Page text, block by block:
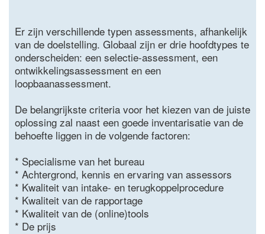
Er zijn verschillende typen assessments, afhankelijk
van de doelstelling. Globaal zijn er drie hoofdtypes te
onderscheiden: een selectie-assessment, een
ontwikkelingsassessment en een
loopbaanassessment.
De belangrijkste criteria voor het kiezen van de juiste
oplossing zal naast een goede inventarisatie van de
behoefte liggen in de volgende factoren:
* Specialisme van het bureau
* Achtergrond, kennis en ervaring van assessors
* Kwaliteit van intake- en terugkoppelprocedure
* Kwaliteit van de rapportage
* Kwaliteit van de (online)tools
* De prijs